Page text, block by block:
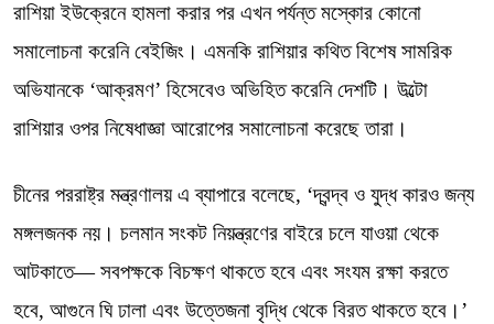
রাশিয়া ইউক্রেনে হামলা করার পর এখন পর্যন্ত মস্কোর কোনো
সমালোচনা করেনি বেইজিং। এমনকি রাশিয়ার কথিত বিশেষ সামরিক
অভিযানকে ‘আক্রমণ’ হিসেবেও অভিহিত করেনি দেশটি। উল্টো
রাশিয়ার ওপর নিষেধাজ্ঞা আরোপের সমালোচনা করেছে তারা।
চীনের পররাষ্ট্র মন্ত্রণালয় এ ব্যাপারে বলেছে, ‘দ্বন্দ্ব ও যুদ্ধ কারও জন্য
মঙ্গলজনক নয়। চলমান সংকট নিয়ন্ত্রণের বাইরে চলে যাওয়া থেকে
আটকাতে— সবপক্ষকে বিচক্ষণ থাকতে হবে এবং সংযম রক্ষা করতে
হবে, আগুনে ঘি ঢালা এবং উত্তেজনা বৃদ্ধি থেকে বিরত থাকতে হবে।’